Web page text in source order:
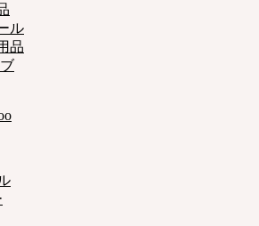
ル
品